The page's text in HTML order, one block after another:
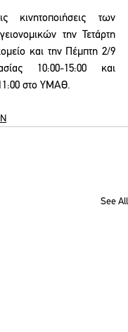
κινητοποιήσεις των
την Τετάρτη
και την Πέμπτη 2/9
10:00-15:00 και
στο ΥΜΑΘ.
See All